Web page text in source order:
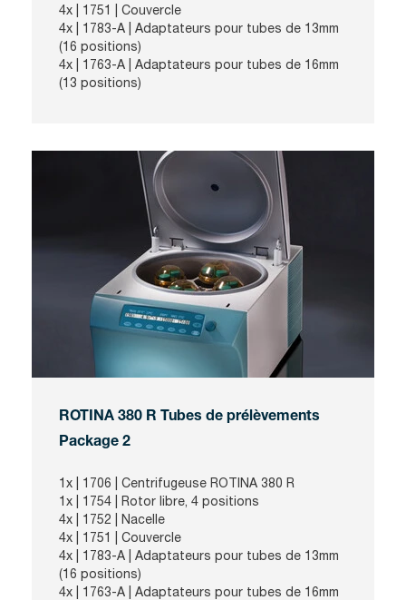
4x | 1751 | Couvercle
4x | 1783-A | Adaptateurs pour tubes de 13mm
(16 positions)
4x | 1763-A | Adaptateurs pour tubes de 16mm
(13 positions)
ROTINA 380 R Tubes de prélèvements
Package 2
1x | 1706 | Centrifugeuse ROTINA 380 R
1x | 1754 |
Rotor libre, 4 positions
4x | 1752 | Nacelle
4x | 1751 | Couvercle
4x | 1783-A | Adaptateurs pour tubes de 13mm
(16 positions)
4x | 1763-A | Adaptateurs pour tubes de 16mm